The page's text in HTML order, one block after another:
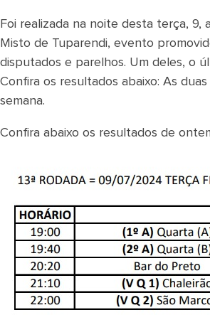
Foi realizada na noite desta terça,
Misto de Tuparendi, evento
disputados e parelhos. Um deles, o
Confira os resultados abaixo: As
semana.
Confira abaixo os resultados de